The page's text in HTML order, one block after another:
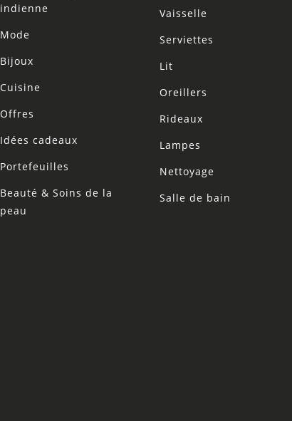
indienne
Mode
Bijoux
Cuisine
Offres
Idées cadeaux
Portefeuilles
Beauté & Soins de la
peau
Vaisselle
Serviettes
Lit
Oreillers
Rideaux
Lampes
Nettoyage
Salle de bain